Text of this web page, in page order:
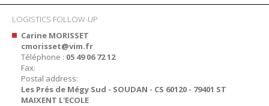
LOGISTICS FOLLOW-UP
Carine MORISSET
cmorisset@vim.fr
Téléphone : 05 49 06 72 12
Fax:
Postal address:
Les Prés de Mégy Sud - SOUDAN - CS 60120 - 79401 ST
MAIXENT L'ECOLE